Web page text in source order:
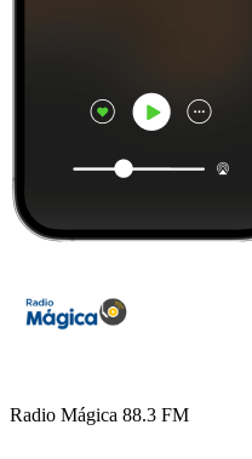
Radio Mágica 88.3 FM